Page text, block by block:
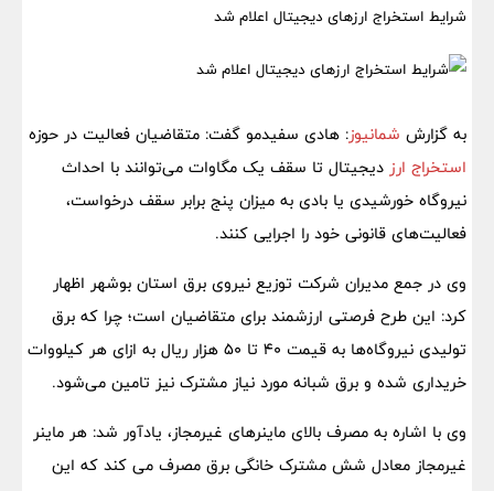
شرایط استخراج ارزهای دیجیتال اعلام شد
به گزارش شمانیوز: هادی سفیدمو گفت: متقاضیان فعالیت در حوزه
استخراج ارز دیجیتال تا سقف یک مگاوات می‌توانند با احداث
نیروگاه خورشیدی یا بادی به میزان پنج برابر سقف درخواست،
فعالیت‌های قانونی خود را اجرایی کنند.
وی در جمع مدیران شرکت توزیع نیروی برق استان بوشهر اظهار
کرد: این طرح فرصتی ارزشمند برای متقاضیان است؛ چرا که برق
تولیدی نیروگاه‌ها به قیمت ۴۰ تا ۵۰ هزار ریال به ازای هر کیلووات
خریداری شده و برق شبانه مورد نیاز مشترک نیز تامین می‌شود.
وی با اشاره به مصرف بالای ماینرهای غیرمجاز، یادآور شد: هر ماینر
غیرمجاز معادل شش مشترک خانگی برق مصرف می کند که این